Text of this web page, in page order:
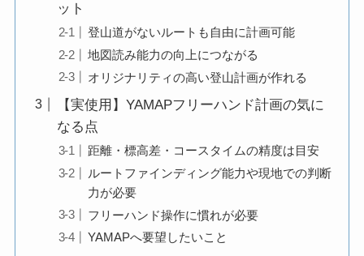
ット
登山道がないルートも自由に計画可能
地図読み能力の向上につながる
オリジナリティの高い登山計画が作れる
【実使用】YAMAPフリーハンド計画の気に
なる点
距離・標高差・コースタイムの精度は目安
ルートファインディング能力や現地での判断
力が必要
フリーハンド操作に慣れが必要
YAMAPへ要望したいこと